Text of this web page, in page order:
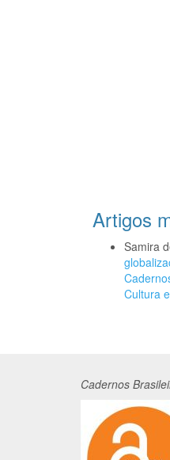
Artigos
Samira
Cultura
Cadernos Br